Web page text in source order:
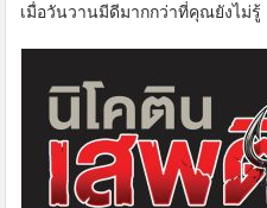
เมื่อวันวานมีดีมากกว่าที่คุณยังไม่รู้